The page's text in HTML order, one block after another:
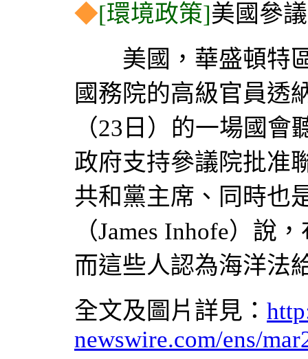
◆[環境政策]美國參
美國，華盛頓特區
國務院的高級官員透
（23日）的一場國
政府支持參議院批准
共和黨主席、同時也
（James Inhofe）說
而這些人認為海洋法
全文及圖片詳見：
newswire.com/ens/